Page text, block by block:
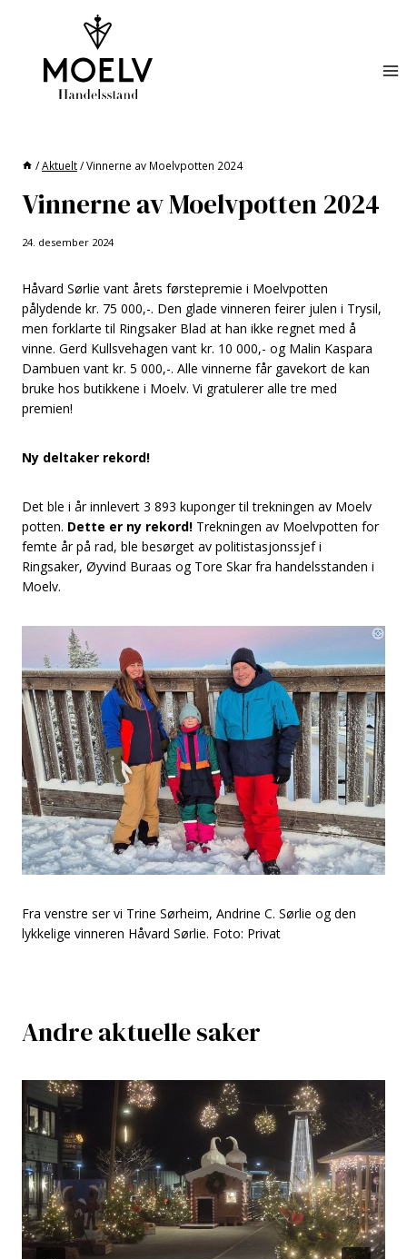
/Aktuelt/Vinnerne av Moelvpotten 2024
Vinnerne av Moelvpotten 2024
24. desember 2024
Håvard Sørlie vant årets førstepremie i Moelvpotten
pålydende kr. 75 000,-. Den glade vinneren feirer julen i Trysil,
men forklarte til Ringsaker Blad at han ikke regnet med å
vinne. Gerd Kullsvehagen vant kr. 10 000,- og Malin Kaspara
Dambuen vant kr. 5 000,-. Alle vinnerne får gavekort de kan
bruke hos butikkene i Moelv. Vi gratulerer alle tre med
premien!
Ny deltaker rekord!
Det ble i år innlevert 3 893 kuponger til trekningen av Moelv
potten. Dette er ny rekord! Trekningen av Moelvpotten for
femte år på rad, ble besørget av politistasjonssjef i
Ringsaker, Øyvind Buraas og Tore Skar fra handelsstanden i
Moelv.
Fra venstre ser vi Trine Sørheim, Andrine C. Sørlie og den
lykkelige vinneren Håvard Sørlie. Foto: Privat